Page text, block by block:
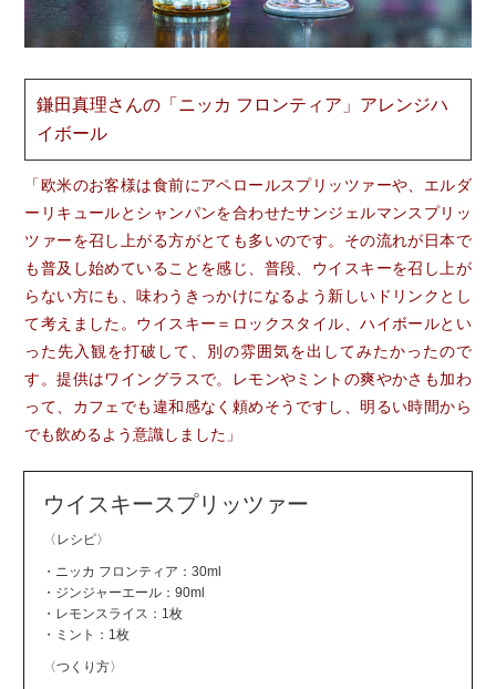
鎌田真理さんの「ニッカ フロンティア」アレンジハ
イボール
「欧米のお客様は食前にアペロールスプリッツァーや、エルダ
ーリキュールとシャンパンを合わせたサンジェルマンスプリッ
ツァーを召し上がる方がとても多いのです。その流れが日本で
も普及し始めていることを感じ、普段、ウイスキーを召し上が
らない方にも、味わうきっかけになるよう新しいドリンクとし
て考えました。ウイスキー＝ロックスタイル、ハイボールとい
った先入観を打破して、別の雰囲気を出してみたかったので
す。提供はワイングラスで。レモンやミントの爽やかさも加わ
って、カフェでも違和感なく頼めそうですし、明るい時間から
でも飲めるよう意識しました」
ウイスキースプリッツァー
〈レシピ〉
・ニッカ フロンティア：30ml
・ジンジャーエール：90ml
・レモンスライス：1枚
・ミント：1枚
〈つくり方〉